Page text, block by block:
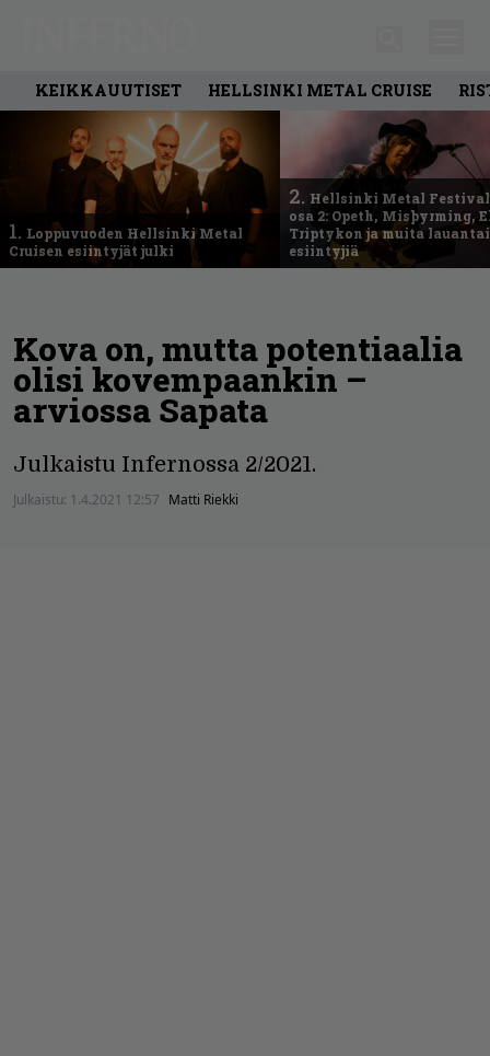
KEIKKAUUTISET HELLSINKI METAL CRUISE
1. Loppuvuoden Hellsinki Metal
Cruisen esiintyjät julki
2. Hellsinki Metal
osa 2: Opeth, Misþyrming,
Triptykon ja muita
esiintyjiä
Kova on, mutta potentiaalia
olisi kovempaankin –
arviossa Sapata
Julkaistu Infernossa 2/2021.
Julkaistu: 1.4.2021 12:57 Matti Riekki